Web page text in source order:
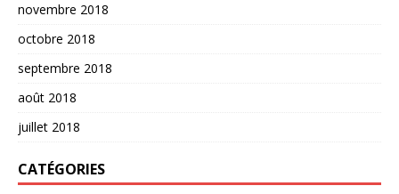
novembre 2018
octobre 2018
septembre 2018
août 2018
juillet 2018
CATÉGORIES